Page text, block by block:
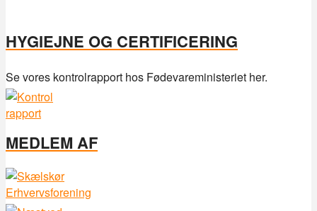
HYGIEJNE OG CERTIFICERING
Se vores kontrolrapport hos Fødevareministeriet her.
MEDLEM AF